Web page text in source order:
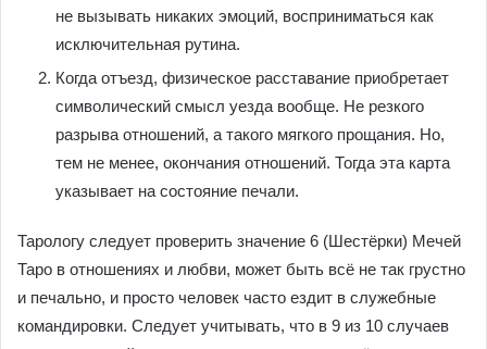
не вызывать никаких эмоций, восприниматься как
исключительная рутина.
Когда отъезд, физическое расставание приобретает
символический смысл уезда вообще. Не резкого
разрыва отношений, а такого мягкого прощания. Но,
тем не менее, окончания отношений. Тогда эта карта
указывает на состояние печали.
Тарологу следует проверить значение 6 (Шестёрки) Мечей
Таро в отношениях и любви, может быть всё не так грустно
и печально, и просто человек часто ездит в служебные
командировки. Следует учитывать, что в 9 из 10 случаев